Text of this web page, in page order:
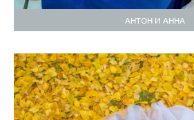
АНТОН И АННА